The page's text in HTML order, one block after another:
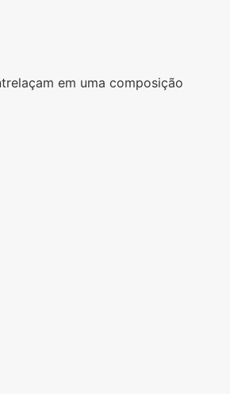
em uma composição